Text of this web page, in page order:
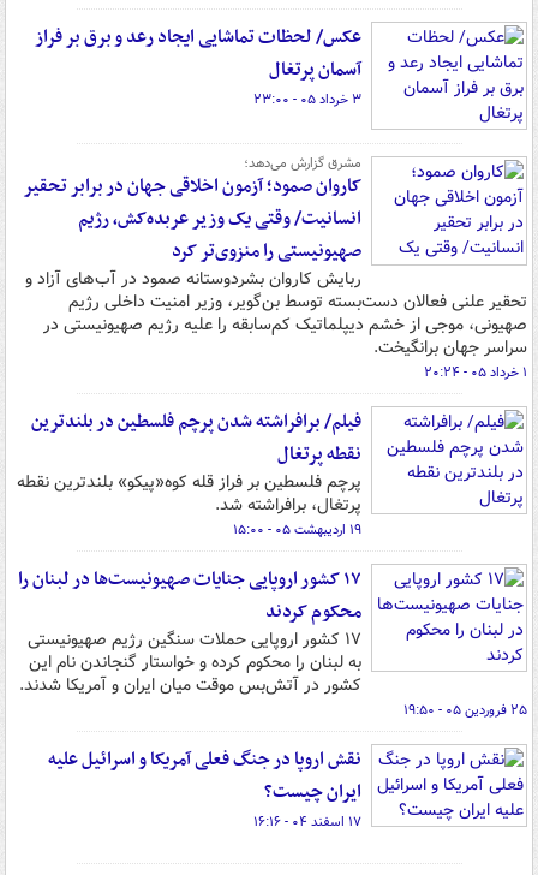
عکس/ لحظات تماشایی ایجاد رعد و برق بر فراز
آسمان پرتغال
۳ خرداد ۰۵ - ۲۳:۰۰
مشرق گزارش می‌دهد؛
کاروان صمود؛ آزمون اخلاقی جهان در برابر تحقیر
انسانیت/ وقتی یک وزیر عربده‌کش، رژیم
صهیونیستی را منزوی‌تر کرد
ربایش کاروان بشردوستانه صمود در آب‌های آزاد و
تحقیر علنی فعالان دست‌بسته توسط بن‌گویر، وزیر امنیت داخلی رژیم
صهیونی، موجی از خشم دیپلماتیک کم‌سابقه را علیه رژیم صهیونیستی در
سراسر جهان برانگیخت.
۱ خرداد ۰۵ - ۲۰:۲۴
فیلم/ برافراشته شدن پرچم فلسطین در بلندترین
نقطه پرتغال
پرچم فلسطین بر فراز قله کوه«پیکو» بلندترین نقطه
پرتغال، برافراشته شد.
۱۹ اردیبهشت ۰۵ - ۱۵:۰۰
۱۷ کشور اروپایی جنایات صهیونیست‌ها در لبنان را
محکوم کردند
۱۷ کشور اروپایی حملات سنگین رژیم صهیونیستی
به لبنان را محکوم کرده و خواستار گنجاندن نام این
کشور در آتش‌بس موقت میان ایران و آمریکا شدند.
۲۵ فروردین ۰۵ - ۱۹:۵۰
نقش اروپا در جنگ فعلی آمریکا و اسرائیل علیه
ایران چیست؟
۱۷ اسفند ۰۴ - ۱۶:۱۶